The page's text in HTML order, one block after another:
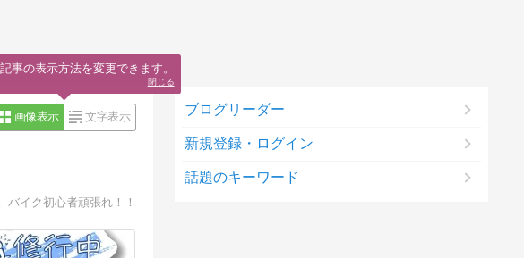
画像表示 文字表示
イク初心者頑張れ！！
ブログリーダー
新規登録・ログイン
話題のキーワード
記事の表示方法を変更できます。
閉じる